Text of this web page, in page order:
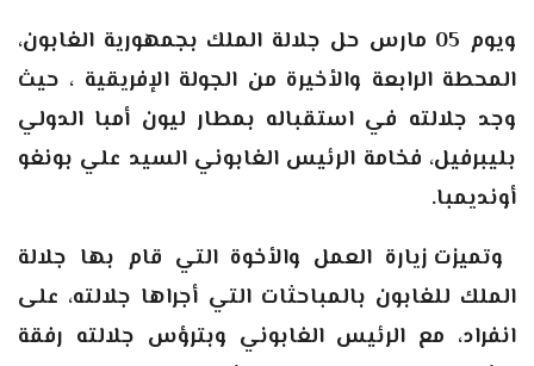
ويوم 05 مارس حل جلالة الملك بجمهورية الغابون،
المحطة الرابعة والأخيرة من الجولة الإفريقية ، حيث
وجد جلالته في استقباله بمطار ليون أمبا الدولي
بليبرفيل، فخامة الرئيس الغابوني السيد علي بونغو
أونديمبا.
وتميزت زيارة العمل والأخوة التي قام بها جلالة
الملك للغابون بالمباحثات التي أجراها جلالته، على
انفراد، مع الرئيس الغابوني وبترؤس جلالته رفقة